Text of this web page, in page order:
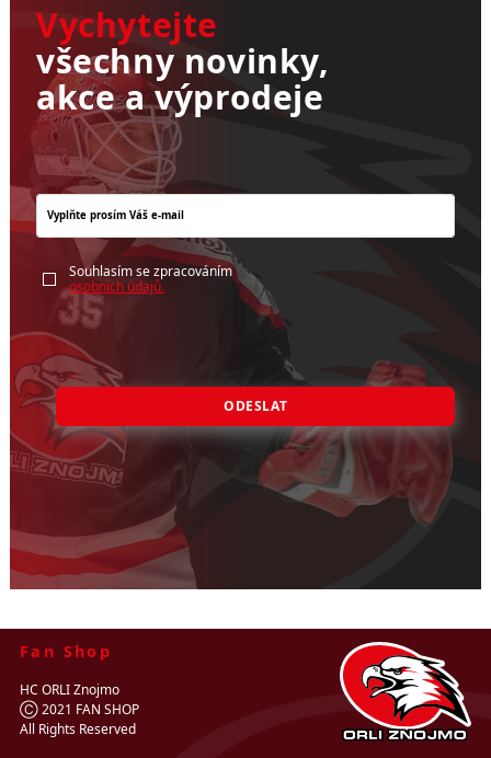
Vychytejte
všechny novinky,
akce a výprodeje
Souhlasím se zpracováním
osobních údajů.
ODESLAT
Fan Shop
HC ORLI Znojmo
Ⓒ 2021 FAN SHOP
All Rights Reserved